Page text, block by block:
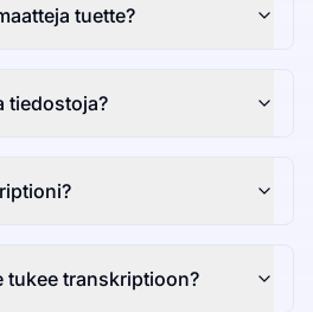
tuette?
tiedostoja?
tukee transkriptioon?